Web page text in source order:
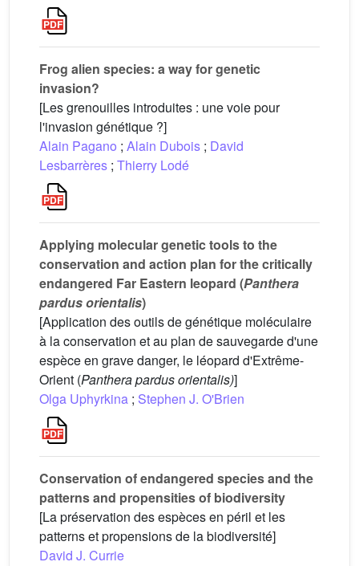
Frog alien species: a way for genetic
invasion?
[Les grenouilles introduites : une voie pour
l'invasion génétique ?]
Alain Pagano ; Alain Dubois ; David
Lesbarrères ; Thierry Lodé
Applying molecular genetic tools to the
conservation and action plan for the critically
endangered Far Eastern leopard (Panthera
pardus orientalis)
[Application des outils de génétique moléculaire
à la conservation et au plan de sauvegarde d'une
espèce en grave danger, le léopard d'Extrême-
Orient (Panthera pardus orientalis)]
Olga Uphyrkina ; Stephen J. O'Brien
Conservation of endangered species and the
patterns and propensities of biodiversity
[La préservation des espèces en péril et les
patterns et propensions de la biodiversité]
David J. Currie